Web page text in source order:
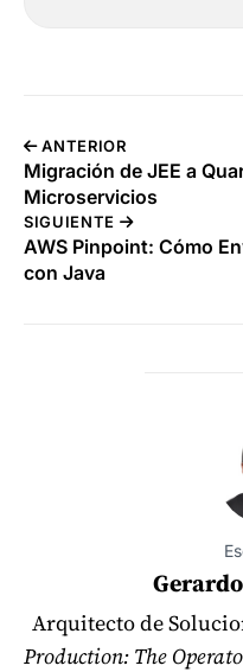
ANTERIOR
Migración de JEE a
Microservicios
SIGUIENTE
AWS Pinpoint: Cómo
con Java
Arquitecto de
Production: The